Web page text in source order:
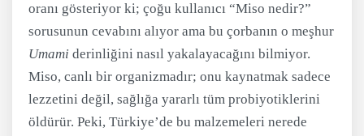
oranı gösteriyor ki; çoğu kullanıcı “Miso nedir?”
sorusunun cevabını alıyor ama bu çorbanın o meşhur
Umami derinliğini nasıl yakalayacağını bilmiyor.
Miso, canlı bir organizmadır; onu kaynatmak sadece
lezzetini değil, sağlığa yararlı tüm probiyotiklerini
öldürür. Peki, Türkiye’de bu malzemeleri nerede